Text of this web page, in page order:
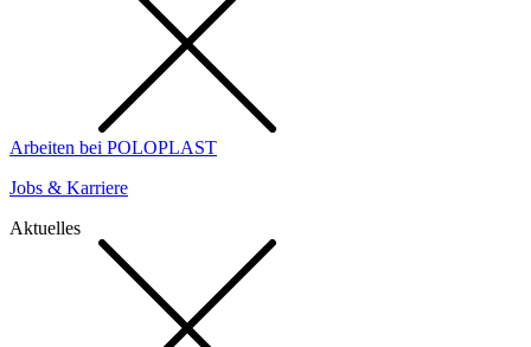
Arbeiten bei POLOPLAST
Jobs & Karriere
Aktuelles